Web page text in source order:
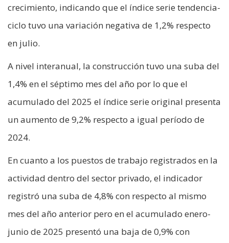
crecimiento, indicando que el índice serie tendencia-
ciclo tuvo una variación negativa de 1,2% respecto
en julio.
A nivel interanual, la construcción tuvo una suba del
1,4% en el séptimo mes del año por lo que el
acumulado del 2025 el índice serie original presenta
un aumento de 9,2% respecto a igual período de
2024.
En cuanto a los puestos de trabajo registrados en la
actividad dentro del sector privado, el indicador
registró una suba de 4,8% con respecto al mismo
mes del año anterior pero en el acumulado enero-
junio de 2025 presentó una baja de 0,9% con